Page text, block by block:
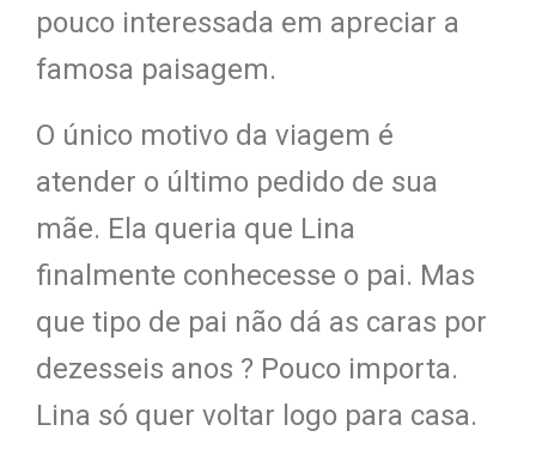
pouco interessada em apreciar a
famosa paisagem.
O único motivo da viagem é
atender o último pedido de sua
mãe. Ela queria que Lina
finalmente conhecesse o pai. Mas
que tipo de pai não dá as caras por
dezesseis anos ? Pouco importa.
Lina só quer voltar logo para casa.